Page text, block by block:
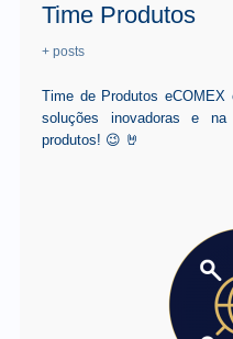
Time Produtos
+ posts
Time de Produtos
soluções inovadoras e
produtos! 😉 🤘